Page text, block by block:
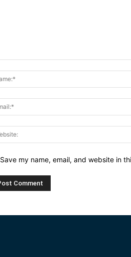
Save my name, email, and website in